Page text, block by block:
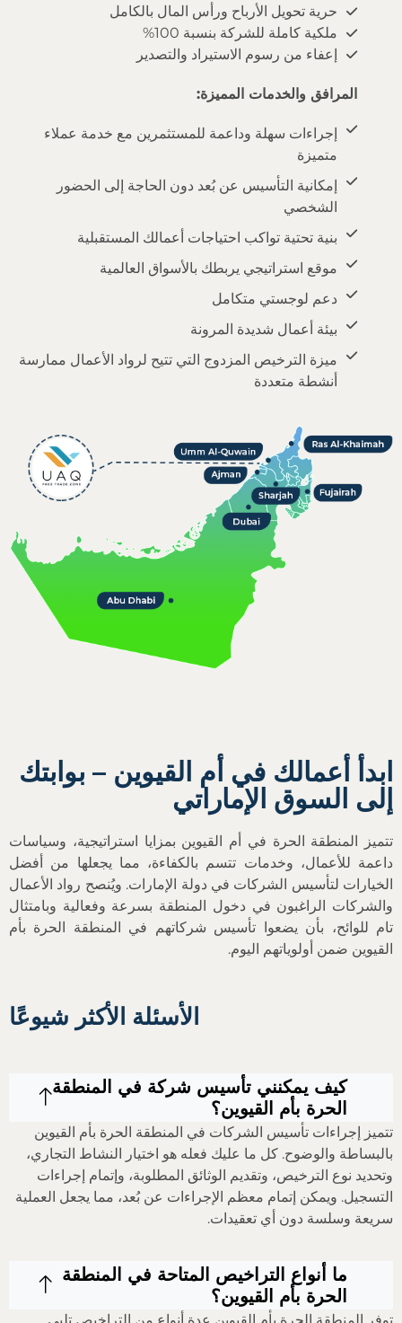
حرية تحويل الأرباح ورأس المال بالكامل
ملكية كاملة للشركة بنسبة 100%
إعفاء من رسوم الاستيراد والتصدير
المرافق والخدمات المميزة:
إجراءات سهلة وداعمة للمستثمرين مع خدمة عملاء
متميزة
إمكانية التأسيس عن بُعد دون الحاجة إلى الحضور
الشخصي
بنية تحتية تواكب احتياجات أعمالك المستقبلية
موقع استراتيجي يربطك بالأسواق العالمية
دعم لوجستي متكامل
بيئة أعمال شديدة المرونة
ميزة الترخيص المزدوج التي تتيح لرواد الأعمال ممارسة
أنشطة متعددة
ابدأ أعمالك في أم القيوين – بوابتك
إلى السوق الإماراتي
تتميز المنطقة الحرة في أم القيوين بمزايا استراتيجية، وسياسات
داعمة للأعمال، وخدمات تتسم بالكفاءة، مما يجعلها من أفضل
الخيارات لتأسيس الشركات في دولة الإمارات. ويُنصح رواد الأعمال
والشركات الراغبون في دخول المنطقة بسرعة وفعالية وبامتثال
تام للوائح، بأن يضعوا تأسيس شركاتهم في المنطقة الحرة بأم
القيوين ضمن أولوياتهم اليوم.
الأسئلة الأكثر شيوعًا
كيف يمكنني تأسيس شركة في المنطقة
الحرة بأم القيوين؟
تتميز إجراءات تأسيس الشركات في المنطقة الحرة بأم القيوين
بالبساطة والوضوح. كل ما عليك فعله هو اختيار النشاط التجاري،
وتحديد نوع الترخيص، وتقديم الوثائق المطلوبة، وإتمام إجراءات
التسجيل. ويمكن إتمام معظم الإجراءات عن بُعد، مما يجعل العملية
سريعة وسلسة دون أي تعقيدات.
ما أنواع التراخيص المتاحة في المنطقة
الحرة بأم القيوين؟